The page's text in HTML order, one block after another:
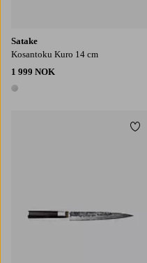
Satake
Kosantoku Kuro 14 cm
1 999 NOK
1 farge